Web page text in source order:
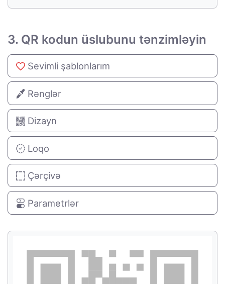
3. QR kodun üslubunu tənzimləyin
Sevimli şablonlarım
Rənglər
Dizayn
Loqo
Çərçivə
Parametrlər